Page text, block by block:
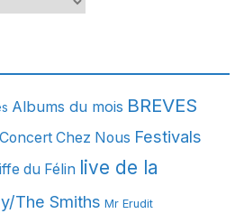
Albums du mois BREVES
Chez Nous Festivals
du Félin live de la
The Smiths Mr Erudit